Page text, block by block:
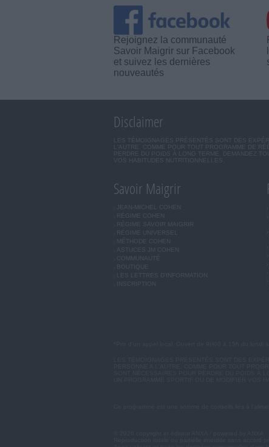
Rejoignez la communauté
Savoir Maigrir sur Facebook
et suivez les dernières
nouveautés
Disclaimer
LES TÉMOIGNAGES PRÉSENTÉS SONT DES
L'AUTRE. COMME POUR TOUT PROGRAMME DE
PERDRE DU POIDS À LONG TERME. DEMANDEZ
VOS HABITUDES NUTRITIONNELLES.
Savoir Maigrir
JEAN-MICHEL COHEN
RÉGIME COHEN
RÉGIME SAVOIR MAIGRIR
RÉGIME UNIVERSEL
MÉTHODE COHEN
ASTUCES JM COHEN
COMMUNAUTÉ
BOUTIQUE
LES LETTRES D'INFORMATION
INSCRIPTION